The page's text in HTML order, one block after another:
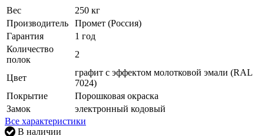
Вес
250 кг
Производитель
Промет (Россия)
Гарантия
1 год
Количество
полок
2
Цвет
графит с эффектом молотковой эмали (RAL
7024)
Покрытие
Порошковая окраска
Замок
электронный кодовый
Все характеристики
В наличии